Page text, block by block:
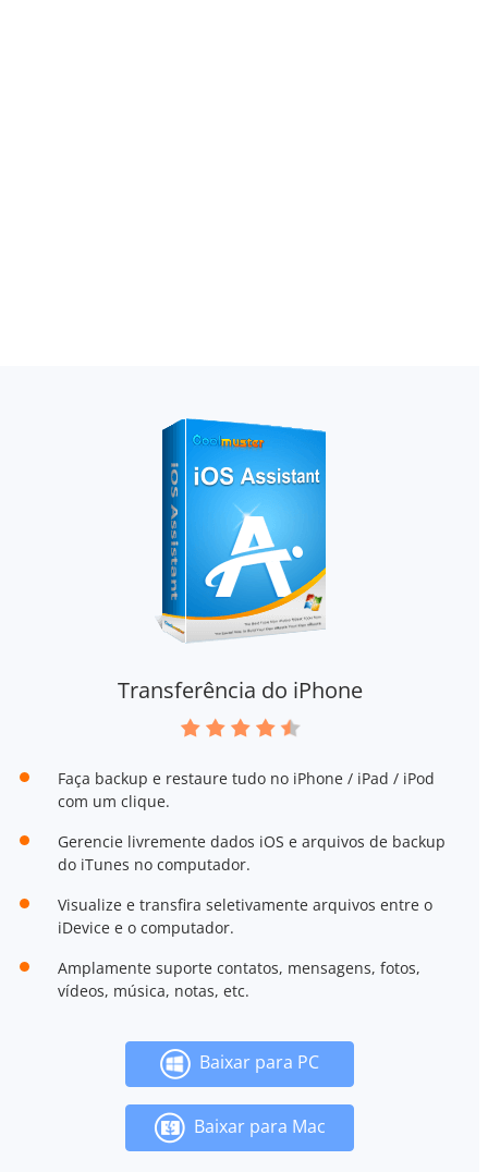
Transferência do iPhone
Faça backup e restaure tudo no iPhone / iPad / iPod
com um clique.
Gerencie livremente dados iOS e arquivos de backup
do iTunes no computador.
Visualize e transfira seletivamente arquivos entre o
iDevice e o computador.
Amplamente suporte contatos, mensagens, fotos,
vídeos, música, notas, etc.
Baixar para PC
Baixar para Mac